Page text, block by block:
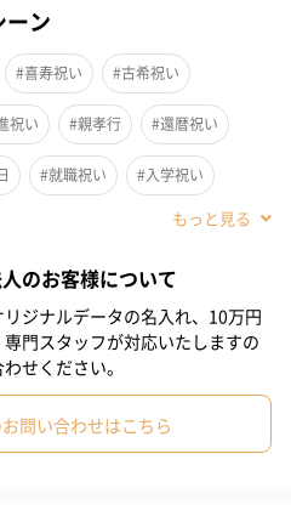
ーン
#喜寿祝い #古希祝い
祝い #親孝行 #還暦祝い
#就職祝い #入学祝い
#クリスマス
#部下男性 #弟
#甥 #女子大学生 #部下女性
#親戚女性 #男子高校生
#女友達 #男友達
のお客様について
ジナルデータの名入れ、10万円
門スタッフが対応いたしますの
せください。
問い合わせはこちら